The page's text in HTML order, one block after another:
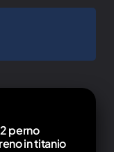
perno
in titanio